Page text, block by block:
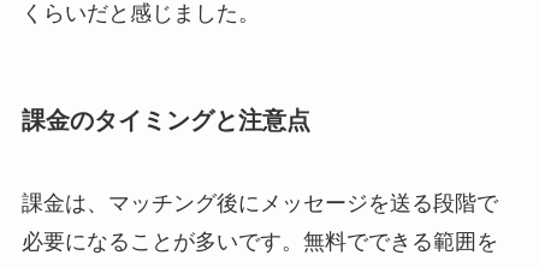
くらいだと感じました。
課金のタイミングと注意点
課金は、マッチング後にメッセージを送る段階で
必要になることが多いです。無料でできる範囲を